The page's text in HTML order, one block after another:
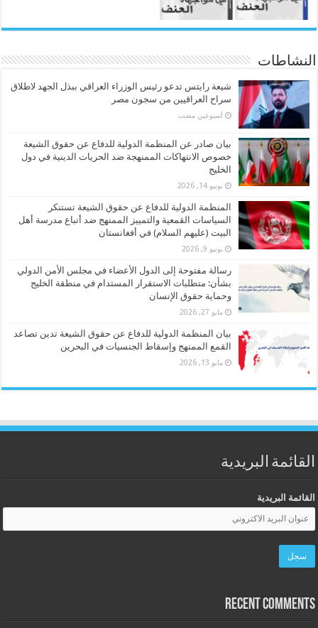
النشاطات
شيعة رايتس تدعو رئيس الوزراء العراقي ببذل الجهد لاطلاق
سراح العراقيين من سجون مصر
‏أسبوعين مضت
بيان صادر عن المنظمة الدولية للدفاع عن حقوق الشيعة
خصوص الانتهاكات الممنهجة ضد الحريات الدينية في دول
الخليج
يونيو 14, 2026
المنظمة الدولية للدفاع عن حقوق الشيعة تستنكر
السياسات القمعية والتمييز الممنهج ضد أتباع مدرسة أهل
البيت (عليهم السلام) في أفغانستان
يونيو 9, 2026
رسالة مفتوحة إلى الدول الأعضاء في مجلس الأمن الدولي
بشأن: متطلبات الاستقرار المستدام في منطقة الخليج
وحماية حقوق الإنسان
مايو 27, 2026
بيان المنظمة الدولية للدفاع عن حقوق الشيعة تدين تصاعد
القمع الممنهج وإسقاط الجنسيات في البحرين
مايو 13, 2026
القائمة البريدية
القائمة البريدية
Recent Comments